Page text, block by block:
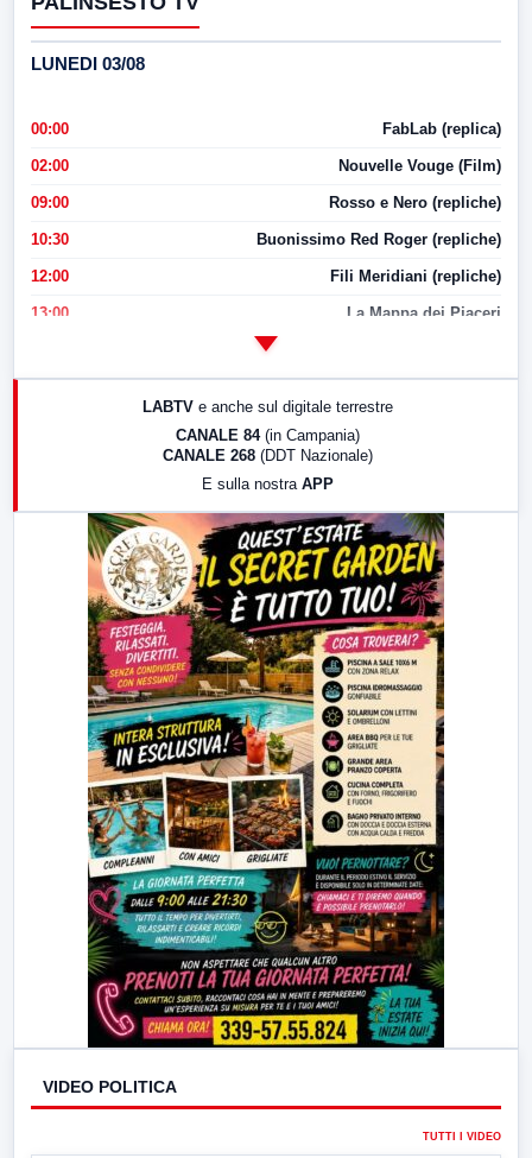
LUNEDI 03/08
00:00 FabLab (replica)
02:00 Nouvelle Vouge (Film)
09:00 Rosso e Nero (repliche)
10:30 Buonissimo Red Roger (repliche)
12:00 Fili Meridiani (repliche)
13:00 La Mappa dei Piaceri
LabNews (replica)
LABTV e anche sul digitale terrestre
CANALE 84 (in Campania)
CANALE 268 (DDT Nazionale)
E sulla nostra APP
VIDEO POLITICA
TUTTI I VIDEO